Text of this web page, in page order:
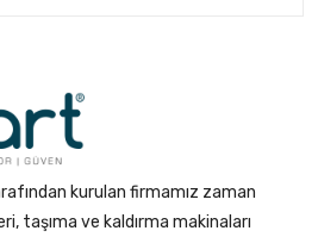
kurulan firmamız zaman
taşıma ve kaldırma makinaları